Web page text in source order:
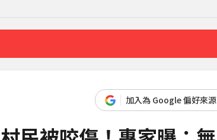
鐘前
加入為 Google 偏好來源